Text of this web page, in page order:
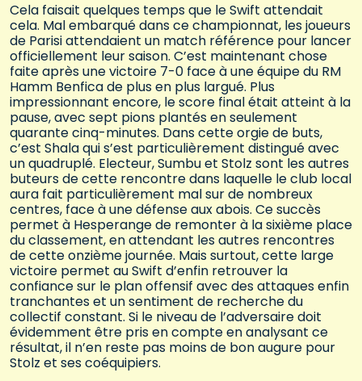
Cela faisait quelques temps que le Swift attendait
cela. Mal embarqué dans ce championnat, les joueurs
de Parisi attendaient un match référence pour lancer
officiellement leur saison. C’est maintenant chose
faite après une victoire 7-0 face à une équipe du RM
Hamm Benfica de plus en plus largué. Plus
impressionnant encore, le score final était atteint à la
pause, avec sept pions plantés en seulement
quarante cinq-minutes. Dans cette orgie de buts,
c’est Shala qui s’est particulièrement distingué avec
un quadruplé. Electeur, Sumbu et Stolz sont les autres
buteurs de cette rencontre dans laquelle le club local
aura fait particulièrement mal sur de nombreux
centres, face à une défense aux abois. Ce succès
permet à Hesperange de remonter à la sixième place
du classement, en attendant les autres rencontres
de cette onzième journée. Mais surtout, cette large
victoire permet au Swift d’enfin retrouver la
confiance sur le plan offensif avec des attaques enfin
tranchantes et un sentiment de recherche du
collectif constant. Si le niveau de l’adversaire doit
évidemment être pris en compte en analysant ce
résultat, il n’en reste pas moins de bon augure pour
Stolz et ses coéquipiers.